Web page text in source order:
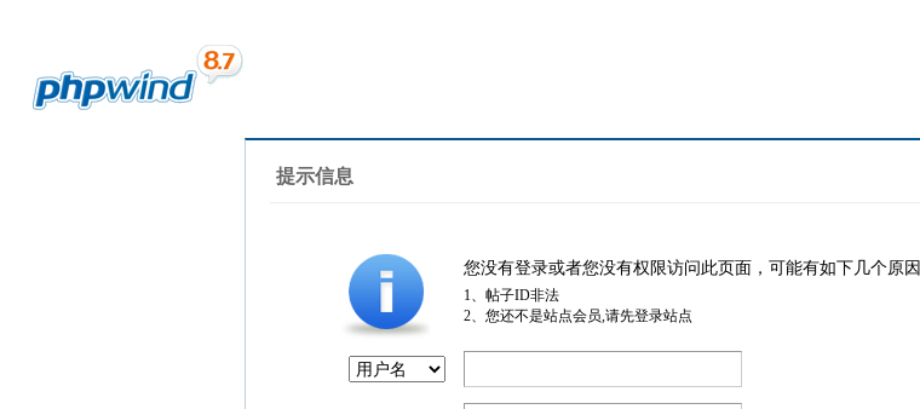
提示信息
您没有登录或者您没有权限访问此页面，可能有如下几个原因
1、帖子ID非法
2、您还不是站点会员,请先登录站点